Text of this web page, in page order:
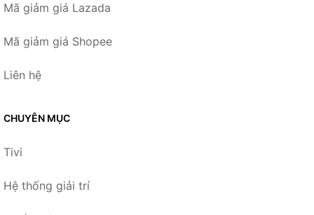
Mã giảm giá Lazada
Mã giảm giá Shopee
Liên hệ
CHUYÊN MỤC
Tivi
Hệ thống giải trí